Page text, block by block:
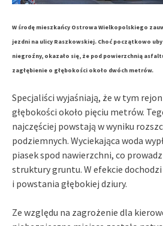
W środę mieszkańcy Ostrowa Wielkopolskiego
jezdni na ulicy Raszkowskiej. Choć początkowo
niegroźny, okazało się, że pod powierzchnią
zagłębienie o głębokości około dwóch metrów.
Specjaliści wyjaśniają, że w tym
głębokości około pięciu metrów.
najczęściej powstają w wyniku
podziemnych. Wyciekająca woda
piasek spod nawierzchni, co
struktury gruntu. W efekcie
i powstania głębokiej dziury.
Ze względu na zagrożenie dla